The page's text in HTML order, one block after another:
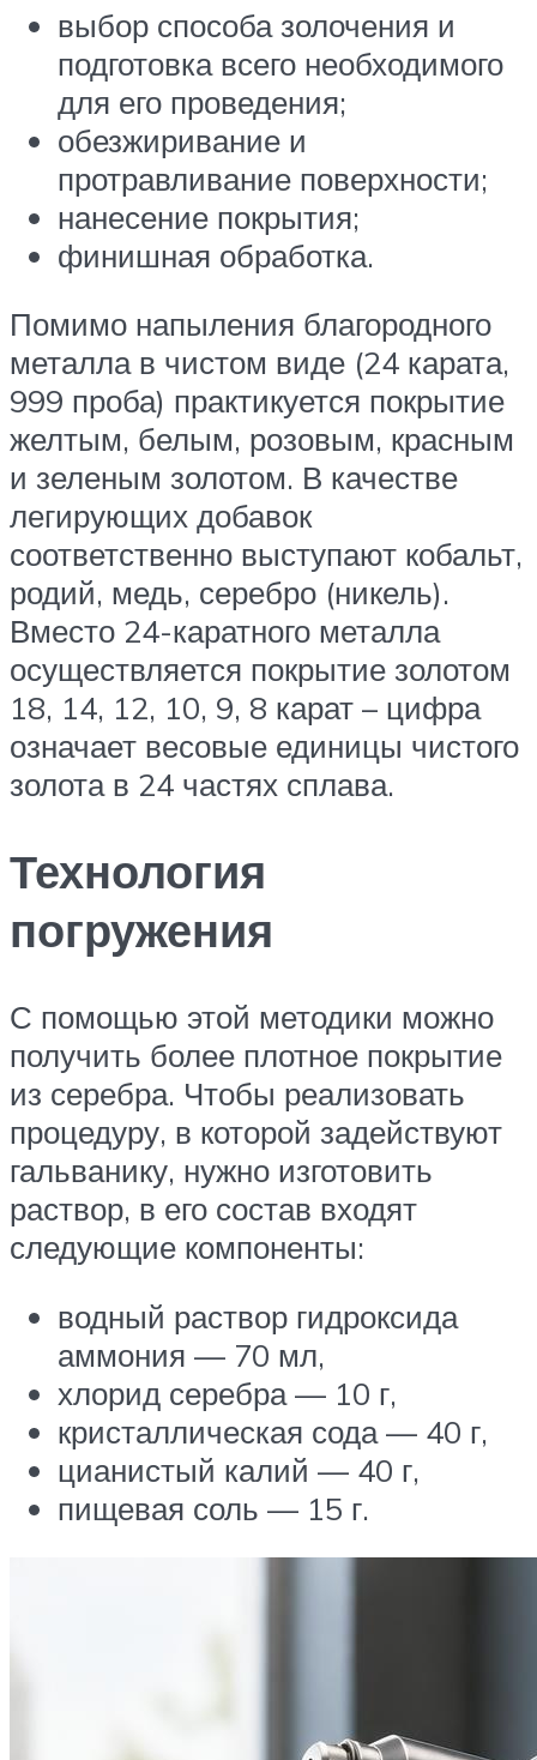
выбор способа золочения и
подготовка всего необходимого
для его проведения;
обезжиривание и
протравливание поверхности;
нанесение покрытия;
финишная обработка.
Помимо напыления благородного
металла в чистом виде (24 карата,
999 проба) практикуется покрытие
желтым, белым, розовым, красным
и зеленым золотом. В качестве
легирующих добавок
соответственно выступают кобальт,
родий, медь, серебро (никель).
Вместо 24-каратного металла
осуществляется покрытие золотом
18, 14, 12, 10, 9, 8 карат – цифра
означает весовые единицы чистого
золота в 24 частях сплава.
Технология
погружения
С помощью этой методики можно
получить более плотное покрытие
из серебра. Чтобы реализовать
процедуру, в которой задействуют
гальванику, нужно изготовить
раствор, в его состав входят
следующие компоненты:
водный раствор гидроксида
аммония — 70 мл,
хлорид серебра — 10 г,
кристаллическая сода — 40 г,
цианистый калий — 40 г,
пищевая соль — 15 г.